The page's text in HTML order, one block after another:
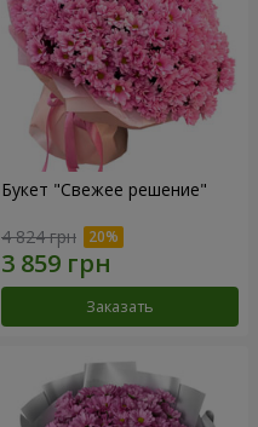
Букет "Свежее решение"
4 824 грн
Заказать